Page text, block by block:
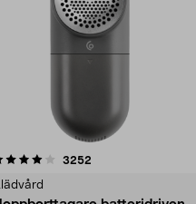
3252
4.5av 5 stjärnor